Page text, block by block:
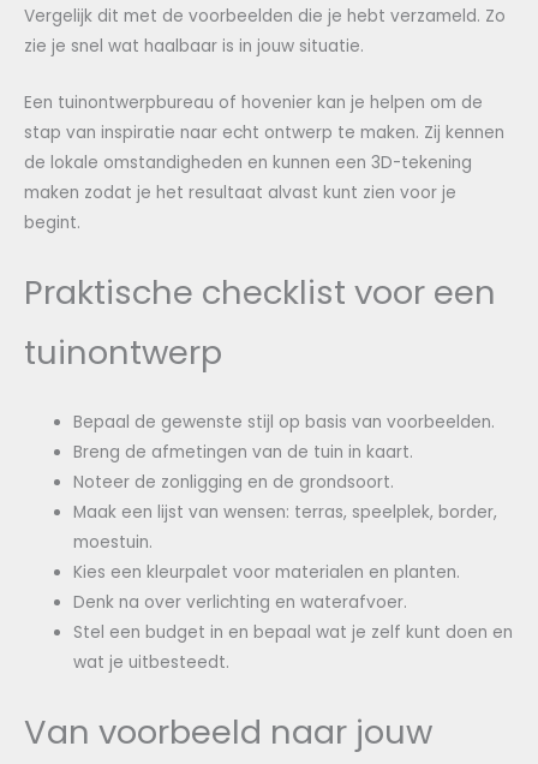
Vergelijk dit met de voorbeelden die je hebt verzameld. Zo
zie je snel wat haalbaar is in jouw situatie.
Een tuinontwerpbureau of hovenier kan je helpen om de
stap van inspiratie naar echt ontwerp te maken. Zij kennen
de lokale omstandigheden en kunnen een 3D-tekening
maken zodat je het resultaat alvast kunt zien voor je
begint.
Praktische checklist voor een
tuinontwerp
Bepaal de gewenste stijl op basis van voorbeelden.
Breng de afmetingen van de tuin in kaart.
Noteer de zonligging en de grondsoort.
Maak een lijst van wensen: terras, speelplek, border,
moestuin.
Kies een kleurpalet voor materialen en planten.
Denk na over verlichting en waterafvoer.
Stel een budget in en bepaal wat je zelf kunt doen en
wat je uitbesteedt.
Van voorbeeld naar jouw